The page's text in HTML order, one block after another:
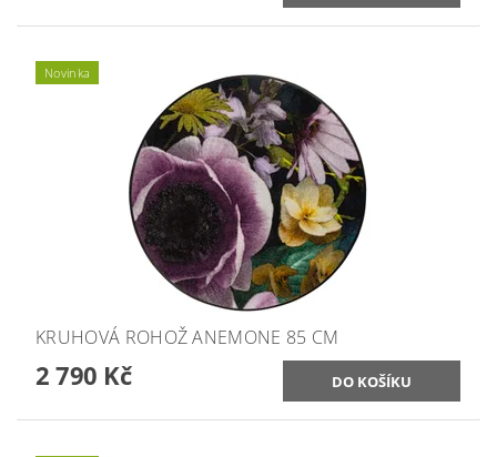
Novinka
KRUHOVÁ ROHOŽ ANEMONE 85 CM
2 790 Kč